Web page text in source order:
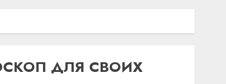
ДЛЯ СВОИХ